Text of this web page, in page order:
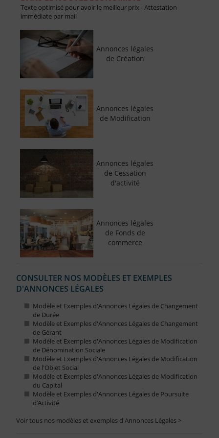
Texte optimisé pour avoir le meilleur prix - Attestation
immédiate par mail
Annonces légales
de Création
Annonces légales
de Modification
Annonces légales
de Cessation
d'activité
Annonces légales
de Fonds de
commerce
CONSULTER NOS MODÈLES ET EXEMPLES
D'ANNONCES LÉGALES
Modèle et Exemples d'Annonces Légales de Changement
de Durée
Modèle et Exemples d'Annonces Légales de Changement
de Gérant
Modèle et Exemples d'Annonces Légales de Modification
de Dénomination Sociale
Modèle et Exemples d'Annonces Légales de Modification
de l'Objet Social
Modèle et Exemples d'Annonces Légales de Modification
du Capital
Modèle et Exemples d'Annonces Légales de Poursuite
d’Activité
Voir tous nos modèles et exemples d'Annonces Légales >